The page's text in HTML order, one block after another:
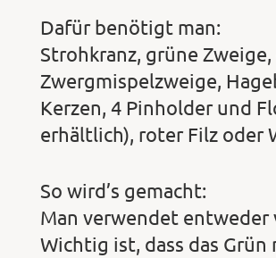
Dafür benötigt man:
Strohkranz, grüne
Zwergmispelzweige,
Kerzen, 4 Pinholder und
erhältlich), roter Filz oder
So wird’s gemacht:
Man verwendet entweder
Wichtig ist, dass das